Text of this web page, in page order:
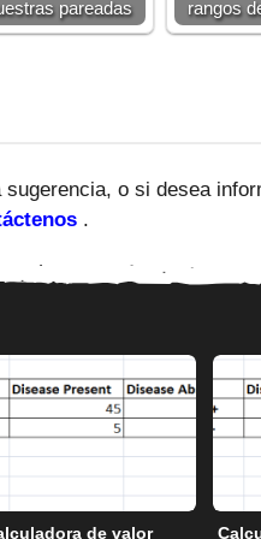
pareadas
rangos
sugerencia, o si desea
.
de valor